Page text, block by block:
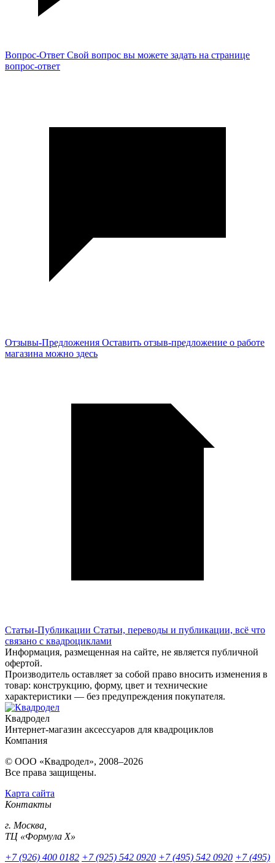
Вопрос-Ответ Свой вопрос вы можете задать на странице
вопрос-ответ
Отзывы-Предложения Оставить отзыв-предложение о работе
магазина можно здесь
Статьи-Публикации Статьи, переводы и публикации, всё что
связано с квадроциклами
Информация, размещенная на сайте, не является публичной
офертой.
Производитель оставляет за собой право вносить изменения в
товар: конструкцию, форму, цвет и технические
характеристики — без предупреждения покупателя.
Квадродел
Интернет-магазин аксессуаров для квадроциклов
Компания
© ООО «Квадродел», 2008–2026
Все права защищены.
Карта сайта
Контакты
г. Москва,
ТЦ «Формула Х»
+7 (926) 400 0182 +7 (925) 542 0920 +7 (495) 542 0920 +7 (495)